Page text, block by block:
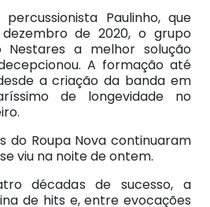
Paulinho, que
de 2020, o grupo
a melhor solução
A formação até
a criação da banda em
de longevidade no
do Roupa Nova continuaram
viu na noite de ontem.
décadas de sucesso, a
de hits e, entre evocações